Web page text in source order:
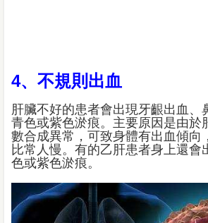
4、不規則出血
肝臟不好的患者會出現牙齦出血、
青色或紫色淤痕。主要原因是由於
數合成異常，可致身體有出血傾向
比常人慢。有的乙肝患者身上還會
色或紫色淤痕。